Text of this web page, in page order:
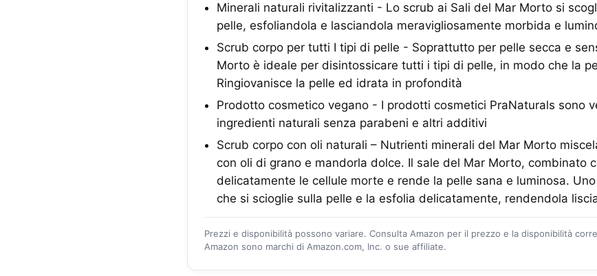
Minerali naturali rivitalizzanti - Lo scrub ai Sali del Mar Morto si
pelle, esfoliandola e lasciandola meravigliosamente morbida e
Scrub corpo per tutti I tipi di pelle - Soprattutto per pelle secca e
Morto è ideale per disintossicare tutti i tipi di pelle, in modo che la
Ringiovanisce la pelle ed idrata in profondità
Prodotto cosmetico vegano - I prodotti cosmetici PraNaturals sono
ingredienti naturali senza parabeni e altri additivi
Scrub corpo con oli naturali – Nutrienti minerali del Mar Morto
con oli di grano e mandorla dolce. Il sale del Mar Morto, combinato
delicatamente le cellule morte e rende la pelle sana e luminosa.
che si scioglie sulla pelle e la esfolia delicatamente, rendendola
Prezzi e disponibilità possono variare. Consulta Amazon per il prezzo e la disponibilità
Amazon sono marchi di Amazon.com, Inc. o sue affiliate.